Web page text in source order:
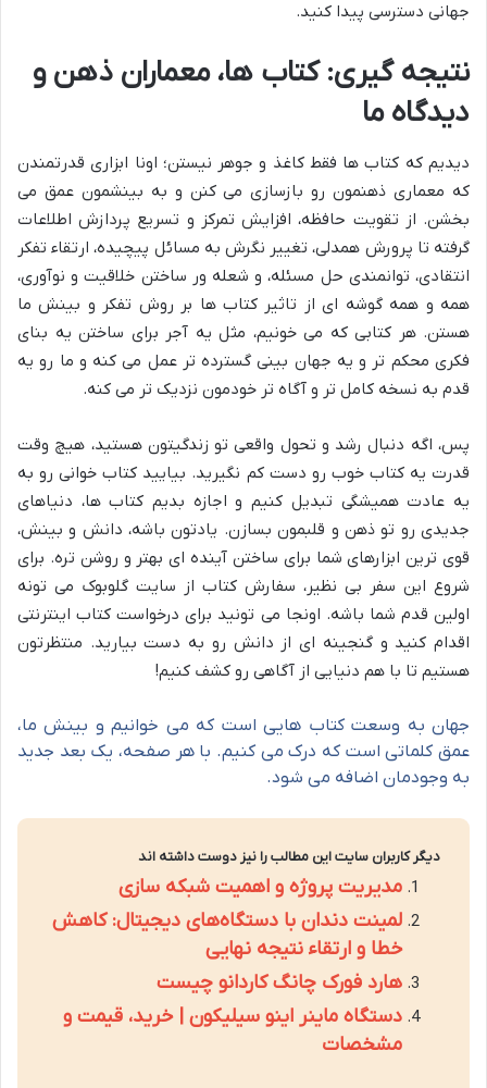
جهانی دسترسی پیدا کنید.
نتیجه گیری: کتاب ها، معماران ذهن و
دیدگاه ما
دیدیم که کتاب ها فقط کاغذ و جوهر نیستن؛ اونا ابزاری قدرتمندن
که معماری ذهنمون رو بازسازی می کنن و به بینشمون عمق می
بخشن. از تقویت حافظه، افزایش تمرکز و تسریع پردازش اطلاعات
گرفته تا پرورش همدلی، تغییر نگرش به مسائل پیچیده، ارتقاء تفکر
انتقادی، توانمندی حل مسئله، و شعله ور ساختن خلاقیت و نوآوری،
همه و همه گوشه ای از تاثیر کتاب ها بر روش تفکر و بینش ما
هستن. هر کتابی که می خونیم، مثل یه آجر برای ساختن یه بنای
فکری محکم تر و یه جهان بینی گسترده تر عمل می کنه و ما رو یه
قدم به نسخه کامل تر و آگاه تر خودمون نزدیک تر می کنه.
پس، اگه دنبال رشد و تحول واقعی تو زندگیتون هستید، هیچ وقت
قدرت یه کتاب خوب رو دست کم نگیرید. بیایید کتاب خوانی رو به
یه عادت همیشگی تبدیل کنیم و اجازه بدیم کتاب ها، دنیاهای
جدیدی رو تو ذهن و قلبمون بسازن. یادتون باشه، دانش و بینش،
قوی ترین ابزارهای شما برای ساختن آینده ای بهتر و روشن تره. برای
شروع این سفر بی نظیر، سفارش کتاب از سایت گلوبوک می تونه
اولین قدم شما باشه. اونجا می تونید برای درخواست کتاب اینترنتی
اقدام کنید و گنجینه ای از دانش رو به دست بیارید. منتظرتون
هستیم تا با هم دنیایی از آگاهی رو کشف کنیم!
جهان به وسعت کتاب هایی است که می خوانیم و بینش ما،
عمق کلماتی است که درک می کنیم. با هر صفحه، یک بعد جدید
به وجودمان اضافه می شود.
دیگر کاربران سایت این مطالب را نیز دوست داشته اند
مدیریت پروژه و اهمیت شبکه سازی
لمینت دندان با دستگاه‌های دیجیتال: کاهش
خطا و ارتقاء نتیجه نهایی
هارد فورک چانگ کاردانو چیست
دستگاه ماینر اینو سیلیکون | خرید، قیمت و
مشخصات